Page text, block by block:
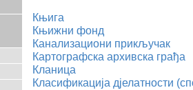
Књига
Књижни фонд
Канализациони прикључак
Картографска архивска грађа
Кланица
Класификацијa дјелатности